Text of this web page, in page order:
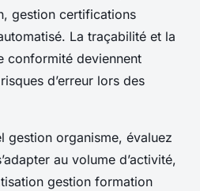
gestion certifications
La traçabilité et la
conformité deviennent
d’erreur lors des
gestion organisme, évaluez
au volume d’activité,
gestion formation